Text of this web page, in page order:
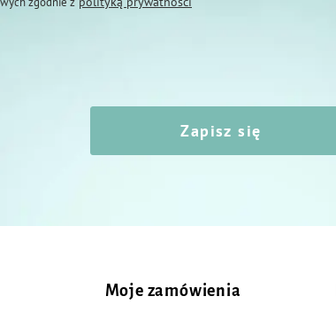
Zapisz się
Moje zamówienia